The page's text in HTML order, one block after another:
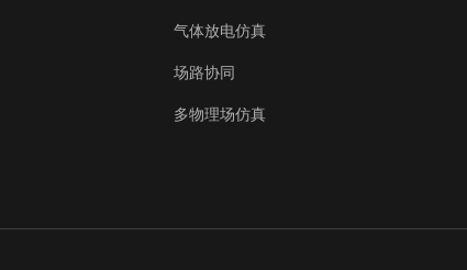
气体放电仿真
场路协同
多物理场仿真